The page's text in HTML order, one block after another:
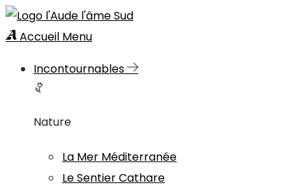
Accueil Menu
Incontournables
Nature
La Mer Méditerranée
Le Sentier Cathare